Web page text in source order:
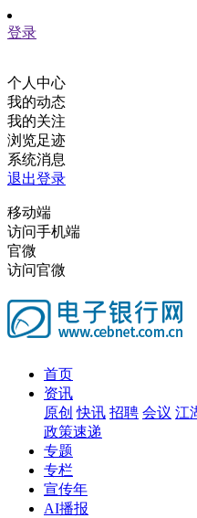
登录
个人中心
我的动态
我的关注
浏览足迹
系统消息
退出登录
移动端
访问手机端
官微
访问官微
首页
资讯
原创 快讯 招聘 会议 江
政策速递
专题
专栏
宣传年
AI播报